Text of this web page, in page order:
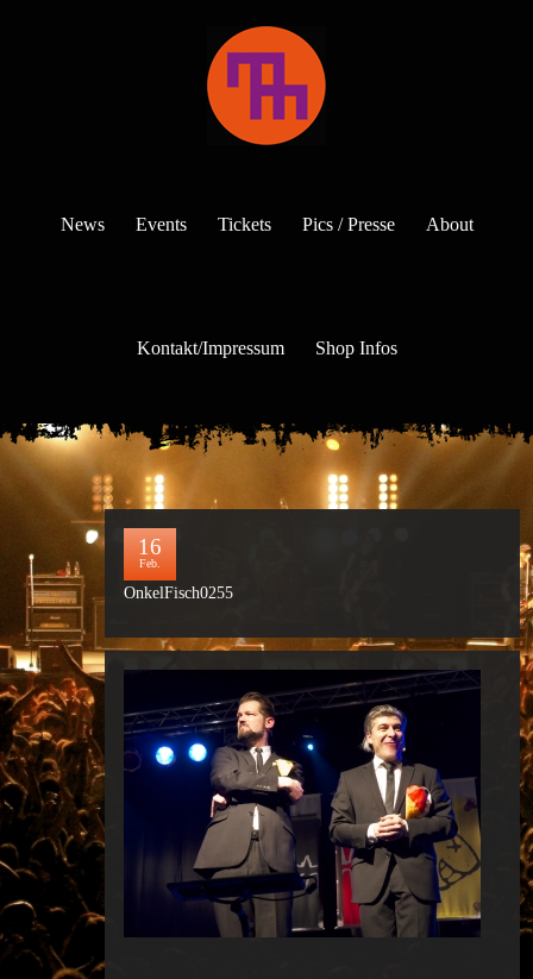
News Events Tickets Pics / Presse About
Kontakt/Impressum Shop Infos
16
Feb.
OnkelFisch0255